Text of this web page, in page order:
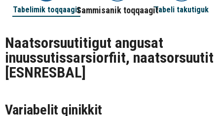
Tabelimik toqqaagitSammisanik toqqaagitTabeli takutiguk
Naatsorsuutitigut angusat
inuussutissarsiorfiit, naatsorsuutit
[ESNRESBAL]
Variabelit qinikkit